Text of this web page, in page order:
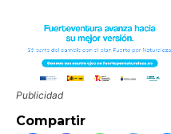
Publicidad
Compartir